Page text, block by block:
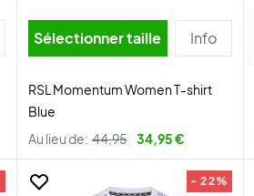
Sélectionner taille Info
RSL Momentum Women T-shirt
Blue
Au lieu de: 44,95 34,95 €
- 22%